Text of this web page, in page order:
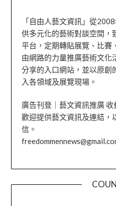
「自由人藝文資訊」從
供多元化的藝術對談空間，
平台，定期轉貼展覽、比賽
由網路的力量推廣藝術文化
分享的入口網站，並以原創
入各領域及展覽現場。
廣告刊登｜藝文資訊推廣 收
歡迎提供藝文資訊及連結，
信。